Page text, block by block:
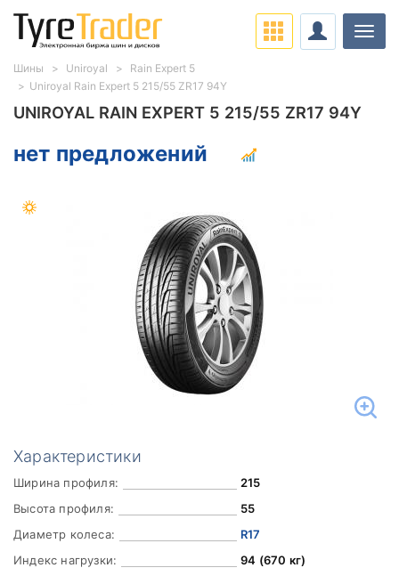
UNIROYAL RAIN EXPERT 5 215/55 ZR17 94Y
нет предложений
Характеристики
Ширина профиля:
215
Высота профиля:
55
Диаметр колеса:
R17
Индекс нагрузки:
94 (670 кг)
Шины Uniroyal
Rain Expert 5
Uniroyal Rain Expert 5 215/55 ZR17 94Y